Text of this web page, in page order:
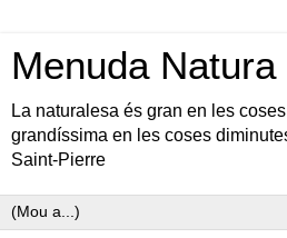
Menuda Natura
La naturalesa és gran en les
grandíssima en les coses
Saint-Pierre